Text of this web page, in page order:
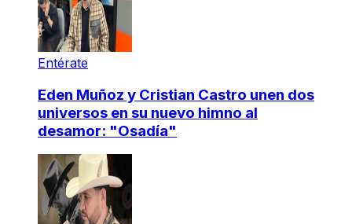
Entérate
Eden Muñoz y Cristian Castro unen dos
universos en su nuevo himno al
desamor: "Osadía"